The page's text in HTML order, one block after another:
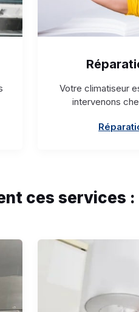
Votre climatiseur
intervenons
ces services :